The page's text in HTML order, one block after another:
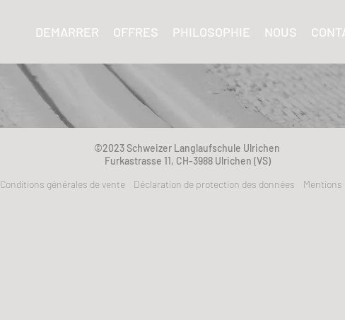
DEMARRER OFFRES PHILOSOPHIE NOUS
©2023 Schweizer Langlaufschule Ulrichen
Furkastrasse 11, CH-3988 Ulrichen (VS)
Conditions générales de vente
Déclaration de protection des données Mentions